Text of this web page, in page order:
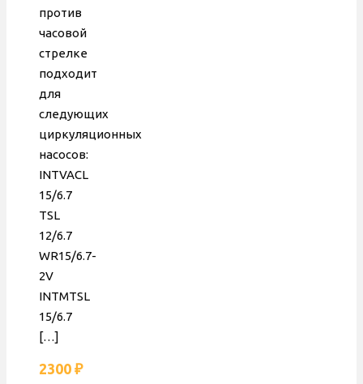
против
часовой
стрелке
подходит
для
следующих
циркуляционных
насосов:
INTVACL
15/6.7
TSL
12/6.7
WR15/6.7-
2V
INTMTSL
15/6.7
[…]
2300 ₽